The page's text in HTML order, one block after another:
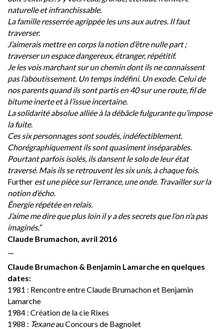
naturelle et infranchissable.
La famille resserrée agrippée les uns aux autres. Il faut
traverser.
J’aimerais mettre en corps la notion d’être nulle part ;
traverser un espace dangereux, étranger, répétitif.
Je les vois marchant sur un chemin dont ils ne connaissent
pas l’aboutissement. Un temps indéfini. Un exode. Celui de
nos parents quand ils sont partis en 40 sur une route, fil de
bitume inerte et à l’issue incertaine.
La solidarité absolue alliée à la débâcle fulgurante qu’impose
la fuite.
Ces six personnages sont soudés, indéfectiblement.
Chorégraphiquement ils sont quasiment inséparables.
Pourtant parfois isolés, ils dansent le solo de leur état
traversé. Mais ils se retrouvent les six unis, à chaque fois.
Further est une pièce sur l’errance, une onde. Travailler sur la
notion d’écho.
Énergie répétée en relais.
J’aime me dire que plus loin il y a des secrets que l’on n’a pas
imaginés.”
Claude Brumachon, avril 2016
—
Claude Brumachon & Benjamin Lamarche en quelques
dates:
1981 : Rencontre entre Claude Brumachon et Benjamin
Lamarche
1984 : Création de la cie Rixes
1988 : Texaneau Concours de Bagnolet